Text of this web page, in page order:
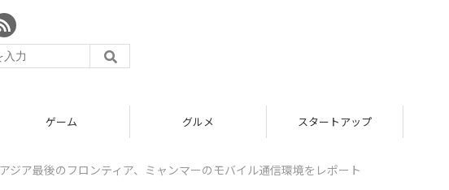
ゲーム グルメ スタートアップ
ジア最後のフロンティア、ミャンマーのモバイル通信環境をレポート